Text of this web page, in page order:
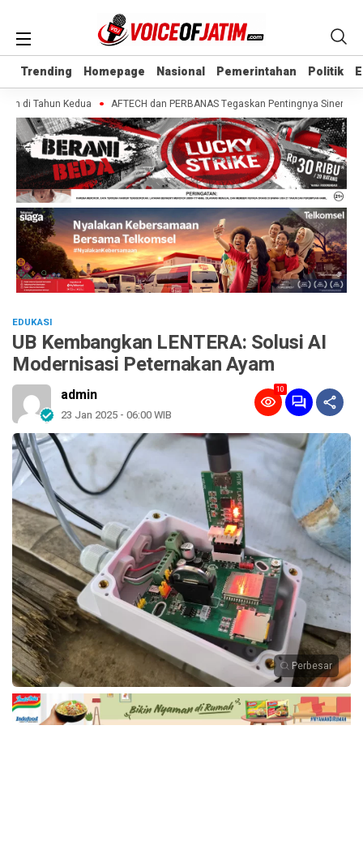
Trending Homepage Nasional Pemerintahan Politik
Trending Homepage Nasional Pemerintahan Politik
Tahun Kedua AFTECH dan PERBANAS Tegaskan Pentingnya Sinergi
EDUKASI
UB Kembangkan LENTERA: Solusi AI
Modernisasi Peternakan Ayam
admin
23 Jan 2025 - 06:00 WIB
10
Perbesar